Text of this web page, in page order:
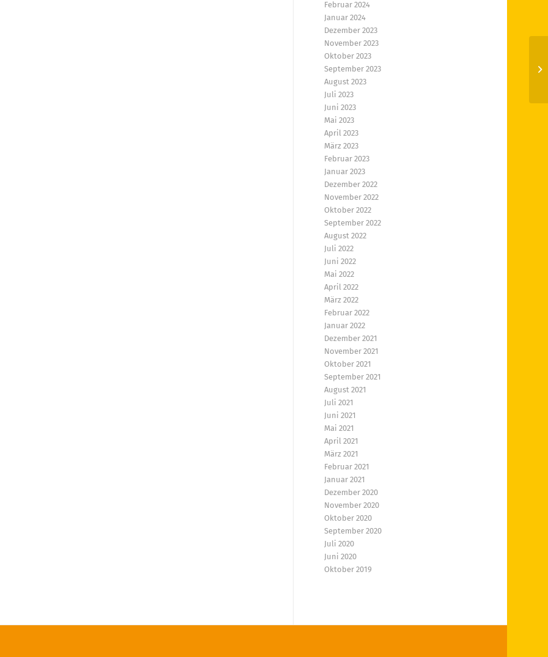
Februar 2024
Januar 2024
Dezember 2023
November 2023
Oktober 2023
September 2023
August 2023
Juli 2023
Juni 2023
Mai 2023
April 2023
März 2023
Februar 2023
Januar 2023
Dezember 2022
November 2022
Oktober 2022
September 2022
August 2022
Juli 2022
Juni 2022
Mai 2022
April 2022
März 2022
Februar 2022
Januar 2022
Dezember 2021
November 2021
Oktober 2021
September 2021
August 2021
Juli 2021
Juni 2021
Mai 2021
April 2021
März 2021
Februar 2021
Januar 2021
Dezember 2020
November 2020
Oktober 2020
September 2020
Juli 2020
Juni 2020
Oktober 2019